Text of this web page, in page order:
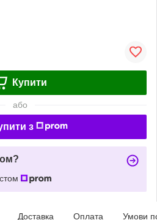
Купити
або
з
Доставка Оплата Умови